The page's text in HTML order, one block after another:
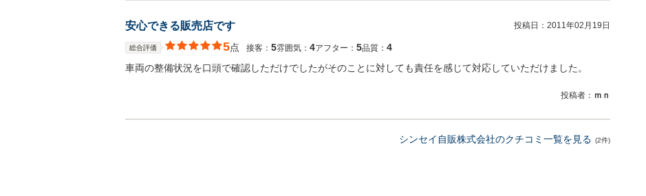
安心できる販売店です 投稿日： 2011年02月19日
総合評価 5点 接客： 5雰囲気： 4アフター： 5品質： 4
車両の整備状況を口頭で確認しただけでしたがそのことに対しても責任を感じて対応していただけました。
投稿者： ｍｎ
シンセイ自販株式会社のクチコミ一覧を見る (2件)